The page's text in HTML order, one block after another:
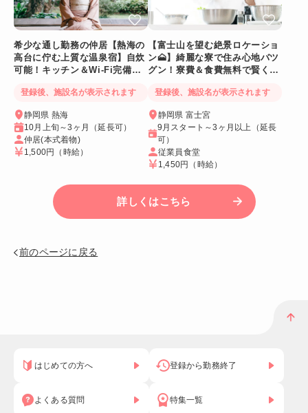
希少な通し勤務の仲居【熱海の
高台に佇む上質な温泉宿】自炊
可能！キッチン＆Wi-Fi完備！
登録後、施設名が表示されます
静岡県 熱海
10月上旬～3ヶ月（延長可）
仲居(本式着物)
1,500円 （時給）
【富士山を望む絶景ロケーショ
ン🗻】綺麗な寮で住み心地バツ
グン！寮費＆食費無料で賢く稼
登録後、施設名が表示されます
静岡県 富士宮
9月スタート～3ヶ月以上（延長
可）
従業員食堂
1,450円 （時給）
詳しくはこちら
前のページに戻る
はじめての方へ 登録から勤務終了
よくある質問 特集一覧